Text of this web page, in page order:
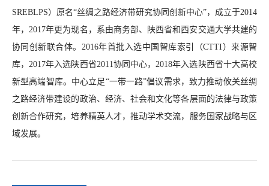
SREBLPS）原名“丝绸之路经济带研究协同创新中心”，成立于2014
年，2017年更为现名，系由商务部、陕西省和西安交通大学共建的
协同创新联合体。2016年首批入选中国智库索引（CTTI）来源智
库，2017年入选陕西省2011协同中心，2018年入选陕西省十大高校
新型高端智库。中心立足“一带一路”倡议需求，致力推动攸关丝绸
之路经济带建设的政治、经济、社会和文化等各层面的法律与政策
创新合作研究，培养精英人才，推动学术交流，服务国家战略与区
域发展。